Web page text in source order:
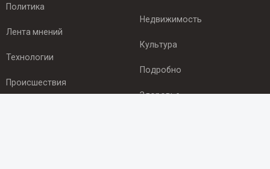
Политика
Лента мнений
Технологии
Происшествия
Недвижимость
Культура
Подробно
Здоровье